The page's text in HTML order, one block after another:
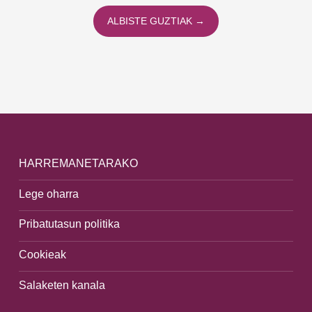
ALBISTE GUZTIAK →
HARREMANETARAKO
Lege oharra
Pribatutasun politika
Cookieak
Salaketen kanala